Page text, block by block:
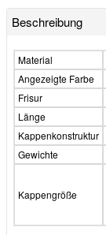
Beschreibung
Material
Angezeigte Farbe
Frisur
Länge
Kappenkonstruktur
Gewichte
Kappengröße